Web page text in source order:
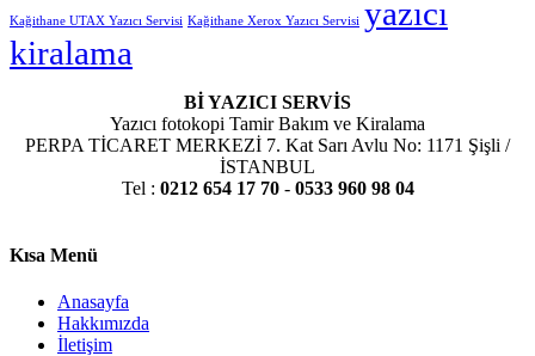
Kağithane UTAX Yazıcı Servisi Kağithane Xerox Yazıcı Servisi yazıcı
kiralama
Bİ YAZICI SERVİS
Yazıcı fotokopi Tamir Bakım ve Kiralama
PERPA TİCARET MERKEZİ 7. Kat Sarı Avlu No: 1171 Şişli /
İSTANBUL
Tel : 0212 654 17 70- 0533 960 98 04
Kısa Menü
Anasayfa
Hakkımızda
İletişim